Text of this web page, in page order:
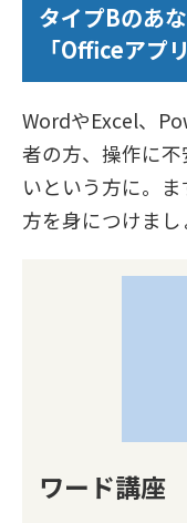
タイプBのあ
「Officeアプ
WordやExcel、
者の方、操作に
いという方に。
方を身につけまし
ワード講座